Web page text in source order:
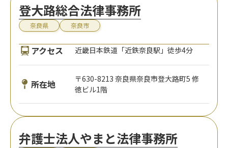
登大路総合法律事務所
奈良県 奈良市
アクセス 近畿日本鉄道「近鉄奈良駅」徒歩4分
所在地
〒630-8213 奈良県奈良市登大路町5 修
徳ビル1階
弁護士法人やまと法律事務所